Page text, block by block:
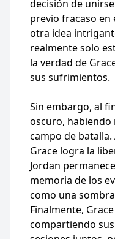
decisión de
previo fracaso en
otra idea
realmente solo
la verdad de
sus sufrimientos.
Sin embargo, al
oscuro,
campo de
Grace logra la
Jordan
memoria de los
como una
Finalmente,
compartiendo